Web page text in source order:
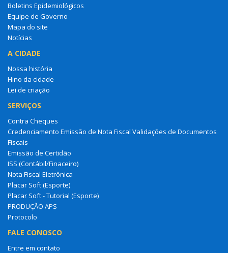
Boletins Epidemiológicos
Equipe de Governo
Mapa do site
Notícias
A CIDADE
Nossa história
Hino da cidade
Lei de criação
SERVIÇOS
Contra Cheques
Credenciamento Emissão de Nota Fiscal Validações de Documentos
Fiscais
Emissão de Certidão
ISS (Contábil/Finaceiro)
Nota Fiscal Eletrônica
Placar Soft (Esporte)
Placar Soft - Tutorial (Esporte)
PRODUÇÃO APS
Protocolo
FALE CONOSCO
Entre em contato